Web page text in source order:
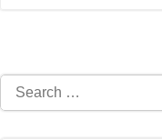
Search
for: